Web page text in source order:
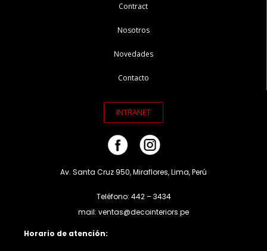
Contract
Nosotros
Novedades
Contacto
INTRANET
Av. Santa Cruz 950, Miraflores, Lima, Perú
Teléfono: 442 – 3434
mail: ventas@decointeriors.pe
Horario de atención: